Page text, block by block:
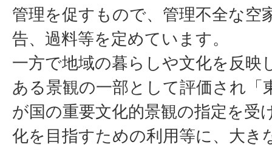
管理を促すもので、管理不全な空
告、過料等を定めています。
一方で地域の暮らしや文化を反映
ある景観の一部として評価され「
が国の重要文化的景観の指定を受
化を目指すための利用等に、大き